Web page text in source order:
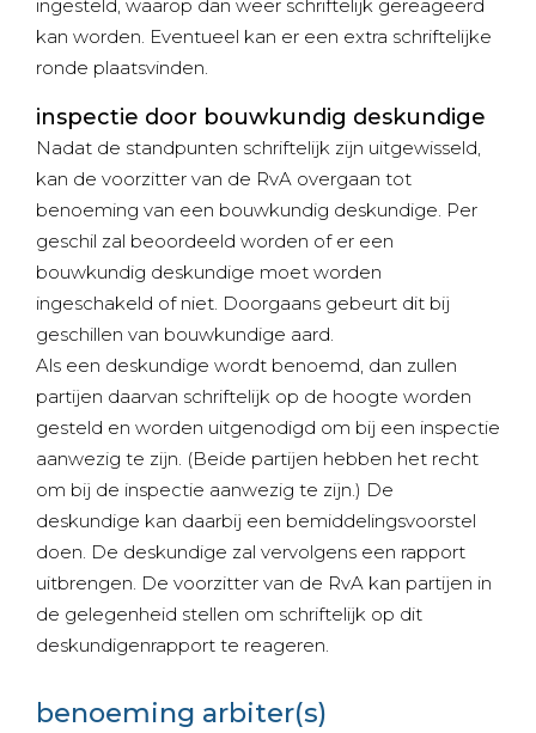
ingesteld, waarop dan weer schriftelijk gereageerd
kan worden. Eventueel kan er een extra schriftelijke
ronde plaatsvinden.
inspectie door bouwkundig deskundige
Nadat de standpunten schriftelijk zijn uitgewisseld,
kan de voorzitter van de RvA overgaan tot
benoeming van een bouwkundig deskundige. Per
geschil zal beoordeeld worden of er een
bouwkundig deskundige moet worden
ingeschakeld of niet. Doorgaans gebeurt dit bij
geschillen van bouwkundige aard.
Als een deskundige wordt benoemd, dan zullen
partijen daarvan schriftelijk op de hoogte worden
gesteld en worden uitgenodigd om bij een inspectie
aanwezig te zijn. (Beide partijen hebben het recht
om bij de inspectie aanwezig te zijn.) De
deskundige kan daarbij een bemiddelingsvoorstel
doen. De deskundige zal vervolgens een rapport
uitbrengen. De voorzitter van de RvA kan partijen in
de gelegenheid stellen om schriftelijk op dit
deskundigenrapport te reageren.
benoeming arbiter(s)